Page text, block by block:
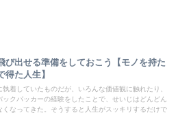
び出せる準備をしておこう【モノを持た
得た人生】
執着していたものだが、いろんな価値観に触れたり、
ックパッカーの経験をしたことで、せいじはどんどん
くなってきた。そうすると人生がスッキリするだけで